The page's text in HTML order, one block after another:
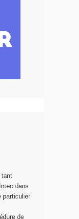
tant
dans
particulier
de